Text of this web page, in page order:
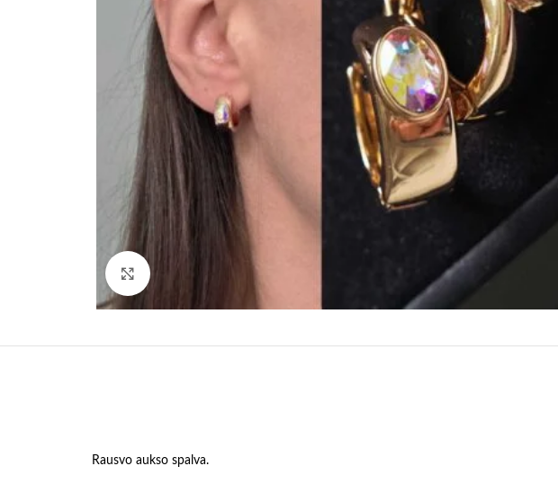
Paspauskite, kad padidinti
Rausvo aukso spalva.